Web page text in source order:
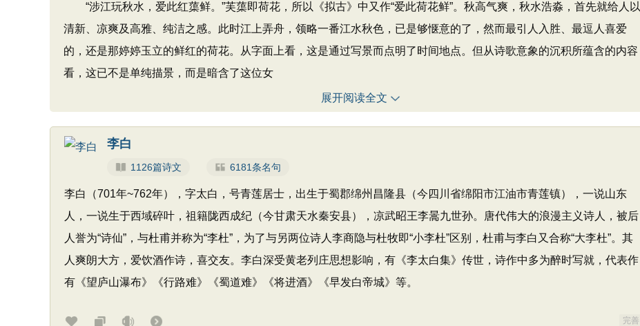
“涉江玩秋水，爱此红蕖鲜。”芙蕖即荷花，所以《拟古》中又作“爱此荷花鲜”。秋高气爽，秋水浩淼，首先就给人以
清新、凉爽及高雅、纯洁之感。此时江上弄舟，领略一番江水秋色，已是够惬意的了，然而最引人入胜、最逗人喜爱
的，还是那婷婷玉立的鲜红的荷花。从字面上看，这是通过写景而点明了时间地点。但从诗歌意象的沉积所蕴含的内容
看，这已不是单纯描景，而是暗含了这位女
展开阅读全文
李白
1126篇诗文 6181条名句
李白（701年~762年），字太白，号青莲居士，出生于蜀郡绵州昌隆县（今四川省绵阳市江油市青莲镇），一说山东
人，一说生于西域碎叶，祖籍陇西成纪（今甘肃天水秦安县），凉武昭王李暠九世孙。唐代伟大的浪漫主义诗人，被后
人誉为“诗仙”，与杜甫并称为“李杜”，为了与另两位诗人李商隐与杜牧即“小李杜”区别，杜甫与李白又合称“大李杜”。其
人爽朗大方，爱饮酒作诗，喜交友。李白深受黄老列庄思想影响，有《李太白集》传世，诗作中多为醉时写就，代表作
有《望庐山瀑布》《行路难》《蜀道难》《将进酒》《早发白帝城》等。
完善